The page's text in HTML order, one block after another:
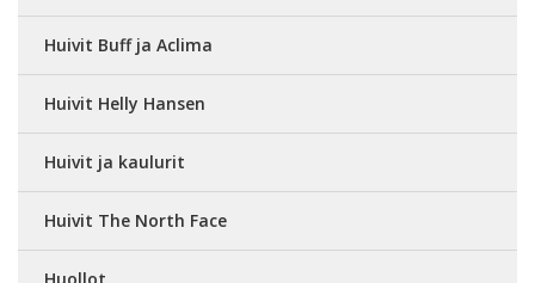
Huivit Buff ja Aclima
Huivit Helly Hansen
Huivit ja kaulurit
Huivit The North Face